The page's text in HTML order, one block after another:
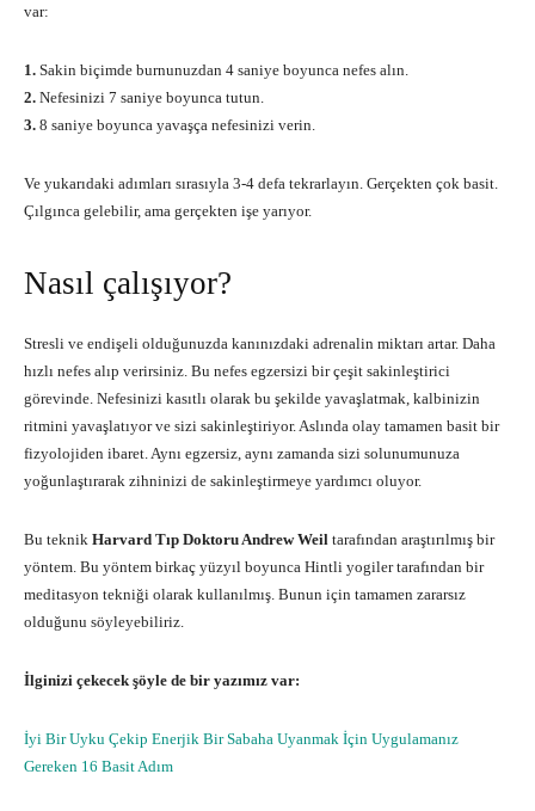
var:
1. Sakin biçimde burnunuzdan 4 saniye boyunca nefes alın.
2. Nefesinizi 7 saniye boyunca tutun.
3. 8 saniye boyunca yavaşça nefesinizi verin.
Ve yukarıdaki adımları sırasıyla 3-4 defa tekrarlayın. Gerçekten çok basit.
Çılgınca gelebilir, ama gerçekten işe yarıyor.
Nasıl çalışıyor?
Stresli ve endişeli olduğunuzda kanınızdaki adrenalin miktarı artar. Daha
hızlı nefes alıp verirsiniz. Bu nefes egzersizi bir çeşit sakinleştirici
görevinde. Nefesinizi kasıtlı olarak bu şekilde yavaşlatmak, kalbinizin
ritmini yavaşlatıyor ve sizi sakinleştiriyor. Aslında olay tamamen basit bir
fizyolojiden ibaret. Aynı egzersiz, aynı zamanda sizi solunumunuza
yoğunlaştırarak zihninizi de sakinleştirmeye yardımcı oluyor.
Bu teknik Harvard Tıp Doktoru Andrew Weil tarafından araştırılmış bir
yöntem. Bu yöntem birkaç yüzyıl boyunca Hintli yogiler tarafından bir
meditasyon tekniği olarak kullanılmış. Bunun için tamamen zararsız
olduğunu söyleyebiliriz.
İlginizi çekecek şöyle de bir yazımız var:
İyi Bir Uyku Çekip Enerjik Bir Sabaha Uyanmak İçin Uygulamanız
Gereken 16 Basit Adım